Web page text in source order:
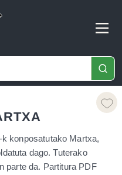
konposatutako Martxa,
dago. Tuterako
parte da. Partitura PDF